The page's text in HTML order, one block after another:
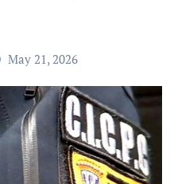
May 21, 2026